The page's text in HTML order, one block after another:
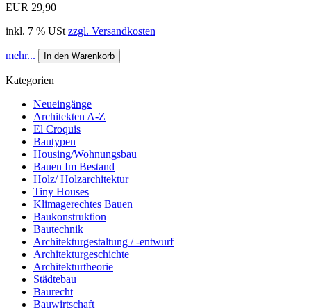
EUR 29,90
inkl. 7 % USt zzgl. Versandkosten
mehr... In den Warenkorb
Kategorien
Neueingänge
Architekten A-Z
El Croquis
Bautypen
Housing/Wohnungsbau
Bauen Im Bestand
Holz/ Holzarchitektur
Tiny Houses
Klimagerechtes Bauen
Baukonstruktion
Bautechnik
Architekturgestaltung / -entwurf
Architekturgeschichte
Architekturtheorie
Städtebau
Baurecht
Bauwirtschaft